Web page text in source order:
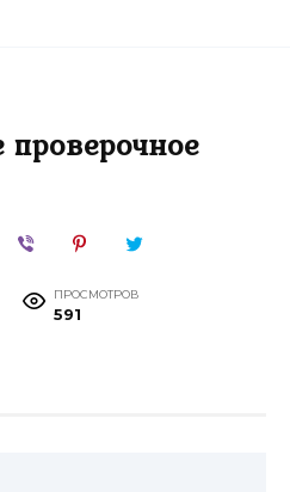
проверочное
ПРОСМОТРОВ
591